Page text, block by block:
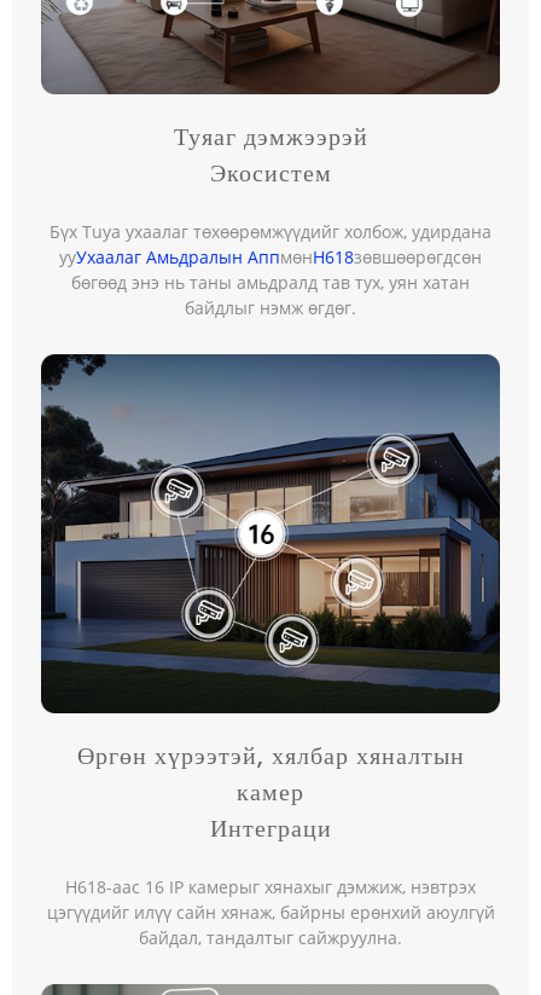
Туяаг дэмжээрэй
Экосистем
Бүх Tuya ухаалаг төхөөрөмжүүдийг холбож, удирдана
ууУхаалаг Амьдралын АппмөнH618зөвшөөрөгдсөн
бөгөөд энэ нь таны амьдралд тав тух, уян хатан
байдлыг нэмж өгдөг.
Өргөн хүрээтэй, хялбар хяналтын
камер
Интеграци
H618-аас 16 IP камерыг хянахыг дэмжиж, нэвтрэх
цэгүүдийг илүү сайн хянаж, байрны ерөнхий аюулгүй
байдал, тандалтыг сайжруулна.